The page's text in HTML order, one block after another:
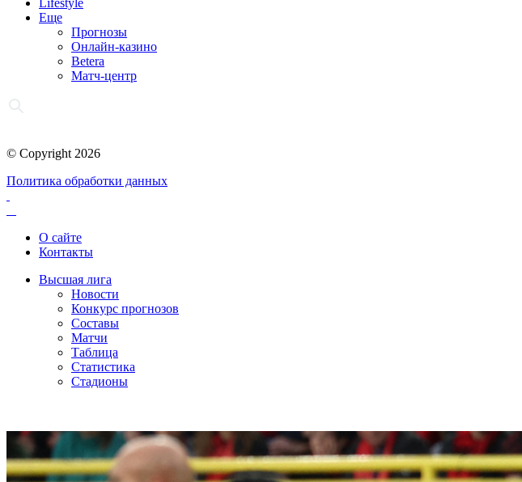
Lifestyle
Еще
Прогнозы
Онлайн-казино
Betera
Матч-центр
© Copyright 2026
Политика обработки данных
О сайте
Контакты
Высшая лига
Новости
Конкурс прогнозов
Составы
Матчи
Таблица
Статистика
Стадионы